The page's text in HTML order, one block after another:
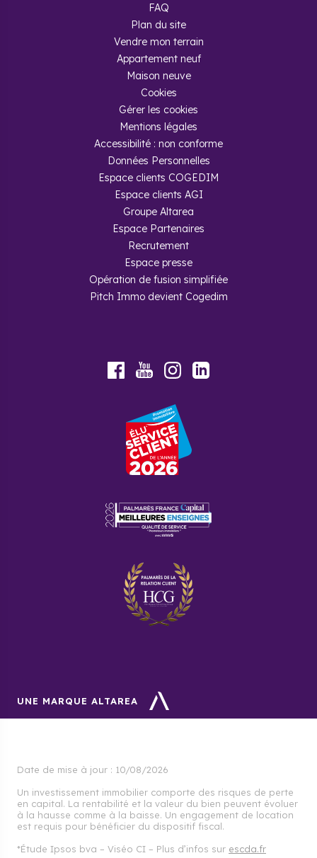
FAQ
Plan du site
Vendre mon terrain
Appartement neuf
Maison neuve
Cookies
Gérer les cookies
Mentions légales
Accessibilité : non conforme
Données Personnelles
Espace clients COGEDIM
Espace clients AGI
Groupe Altarea
Espace Partenaires
Recrutement
Espace presse
Opération de fusion simplifiée
Pitch Immo devient Cogedim
FacebookYoutubeInstagram
UNE MARQUE ALTAREA
Date de mise à jour : 10/08/2026
Un investissement immobilier comporte des risques de perte
en capital. La rentabilité et la valeur du bien peuvent évoluer
à la hausse comme à la baisse. Un engagement de location
est requis pour bénéficier du dispositif fiscal.
*Étude Ipsos bva – Viséo CI – Plus d’infos sur escda.fr